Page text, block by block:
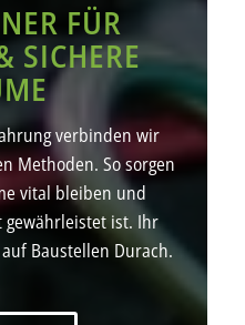
FÜR
SICHERE
verbinden wir
Methoden. So sorgen
vital bleiben und
gewährleistet ist. Ihr
Baustellen Durach.